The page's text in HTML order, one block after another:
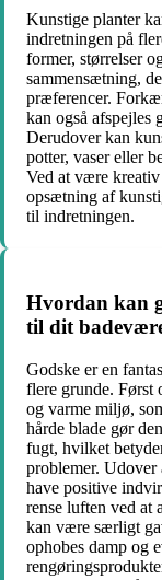
Kunstige planter
indretningen på
former, størrelser
sammensætning,
præferencer.
kan også afspejles
Derudover kan
potter, vaser eller
Ved at være
opsætning af
til indretningen.
Hvordan kan
til dit
Godske er en
flere grunde. Først
og varme miljø,
hårde blade gør
fugt, hvilket
problemer. Udover
have positive
rense luften ved at
kan være særligt
ophobes damp og